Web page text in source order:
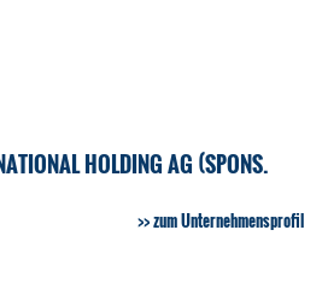
HOLDING AG (SPONS.
zum Unternehmensprofil